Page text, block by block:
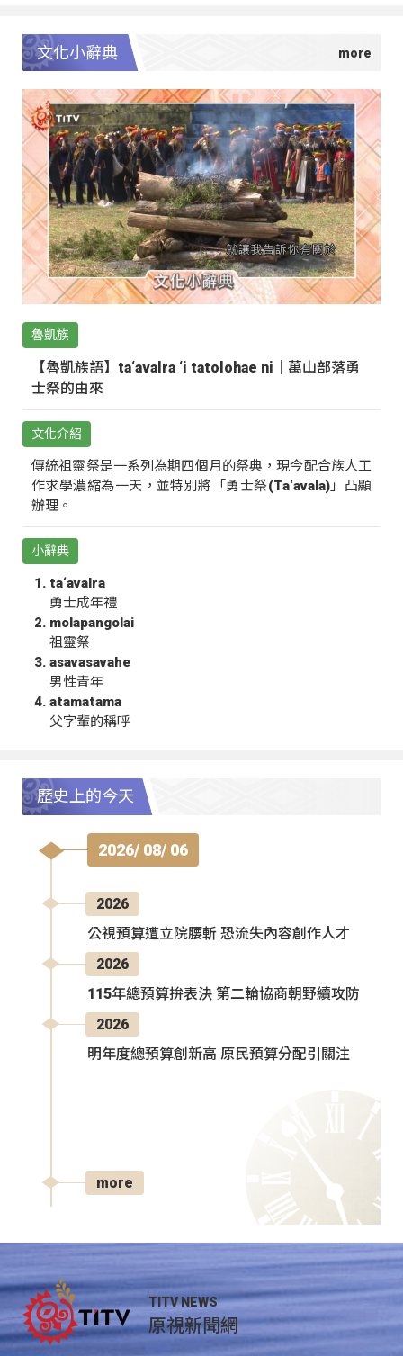
文化小辭典
魯凱族
【魯凱族語】ta‘avalra ‘i tatolohae ni｜萬山部落勇
士祭的由來
文化介紹
傳統祖靈祭是一系列為期四個月的祭典，現今配合族人工
作求學濃縮為一天，並特別將「勇士祭(Ta‘avala)」凸顯
辦理。
小辭典
ta‘avalra
勇士成年禮
molapangolai
祖靈祭
asavasavahe
男性青年
atamatama
父字輩的稱呼
歷史上的今天
2026/ 08/ 06
2026
公視預算遭立院腰斬 恐流失內容創作人才
2026
115年總預算拚表決 第二輪協商朝野續攻防
2026
明年度總預算創新高 原民預算分配引關注
more
TITV NEWS
原視新聞網